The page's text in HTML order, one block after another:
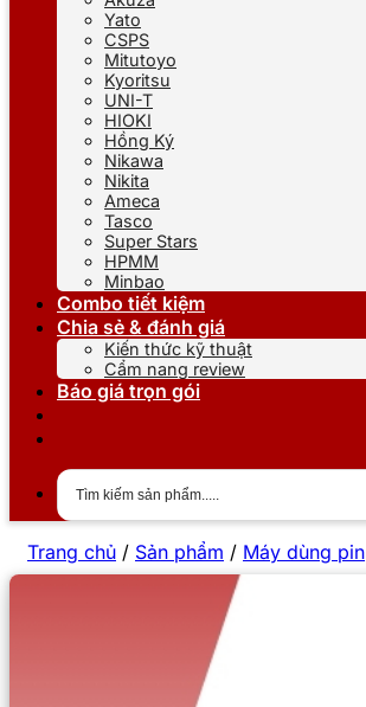
Yato
CSPS
Mitutoyo
Kyoritsu
UNI-T
HIOKI
Hồng Ký
Nikawa
Nikita
Ameca
Tasco
Super Stars
HPMM
Minbao
Combo tiết kiệm
Chia sẻ & đánh giá
Kiến thức kỹ thuật
Cẩm nang review
Báo giá trọn gói
Trang chủ / Sản phẩm / Máy dùng pin